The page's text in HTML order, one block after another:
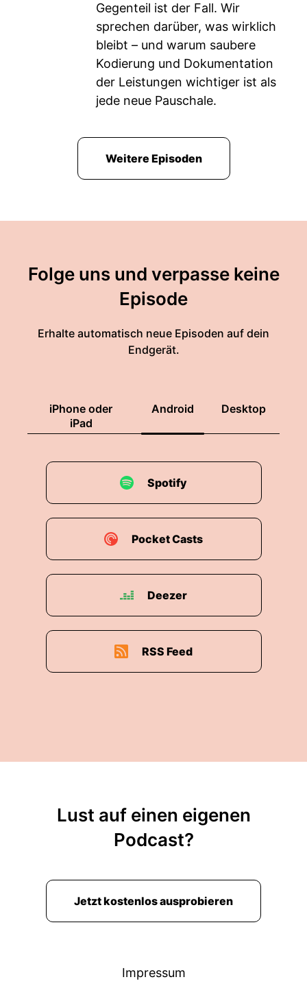
Gegenteil ist der Fall. Wir
sprechen darüber, was wirklich
bleibt – und warum saubere
Kodierung und Dokumentation
der Leistungen wichtiger ist als
jede neue Pauschale.
Weitere Episoden
Folge uns und verpasse keine
Episode
Erhalte automatisch neue Episoden auf dein
Endgerät.
iPhone oder
iPad
Android Desktop
Spotify
Pocket Casts
Deezer
RSS Feed
Lust auf einen eigenen
Podcast?
Jetzt kostenlos ausprobieren
Impressum